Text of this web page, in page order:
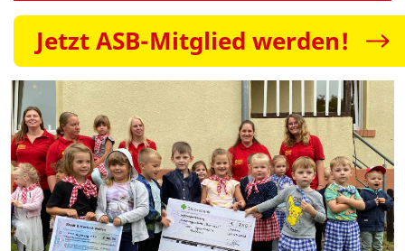
Jetzt ASB-Mitglied werden!